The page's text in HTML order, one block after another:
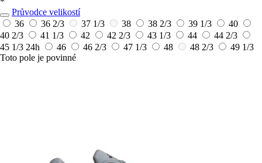
Průvodce velikostí
36
36 2/3 37 1/3 38 38 2/3 39 1/3
40
40 2/3
41 1/3 42 42 2/3 43 1/3 44
44 2/3
45 1/3 24h 46 46 2/3 47 1/3 48 48 2/3
49 1/3
Toto pole je povinné